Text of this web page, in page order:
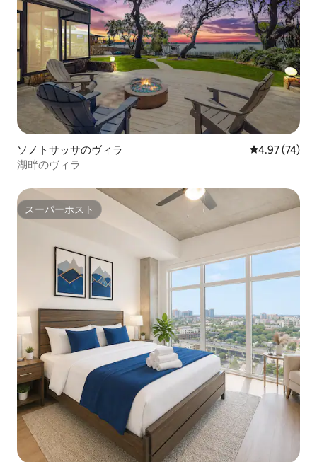
ソノトサッサのヴィラ レビュー74
4.97 (74)
湖畔のヴィラ
スーパーホスト
スーパーホスト